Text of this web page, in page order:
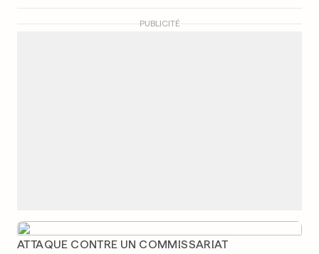
PUBLICITÉ
ATTAQUE CONTRE UN COMMISSARIAT